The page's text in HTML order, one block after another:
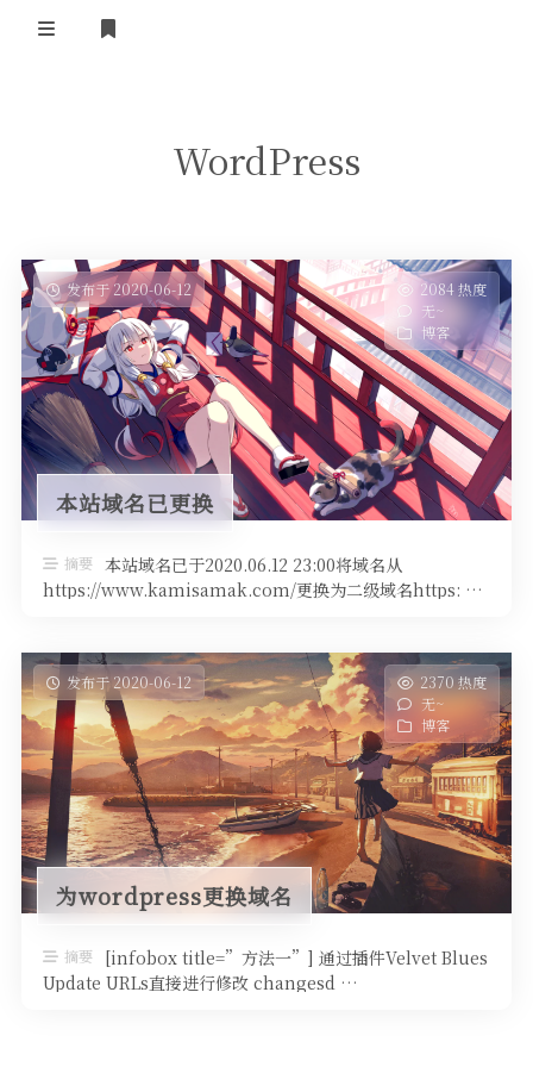
WordPress
发布于 2020-06-12
2084 热度
无~
博客
本站域名已更换
摘要 本站域名已于2020.06.12 23:00将域名从
https://www.kamisamak.com/更换为二级域名https: …
发布于 2020-06-12
2370 热度
无~
博客
为wordpress更换域名
摘要
[infobox title=”方法一”] 通过插件Velvet Blues
Update URLs直接进行修改 changesd …